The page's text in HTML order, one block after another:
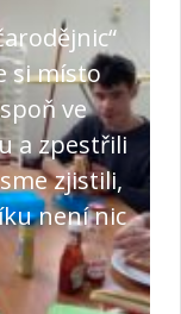
si místo
ve
a zpestřili
zjistili,
není nic